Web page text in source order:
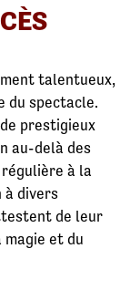
talentueux,
du spectacle.
prestigieux
au-delà des
à la
à divers
de leur
et du